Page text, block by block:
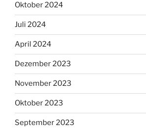
Oktober 2024
Juli 2024
April 2024
Dezember 2023
November 2023
Oktober 2023
September 2023